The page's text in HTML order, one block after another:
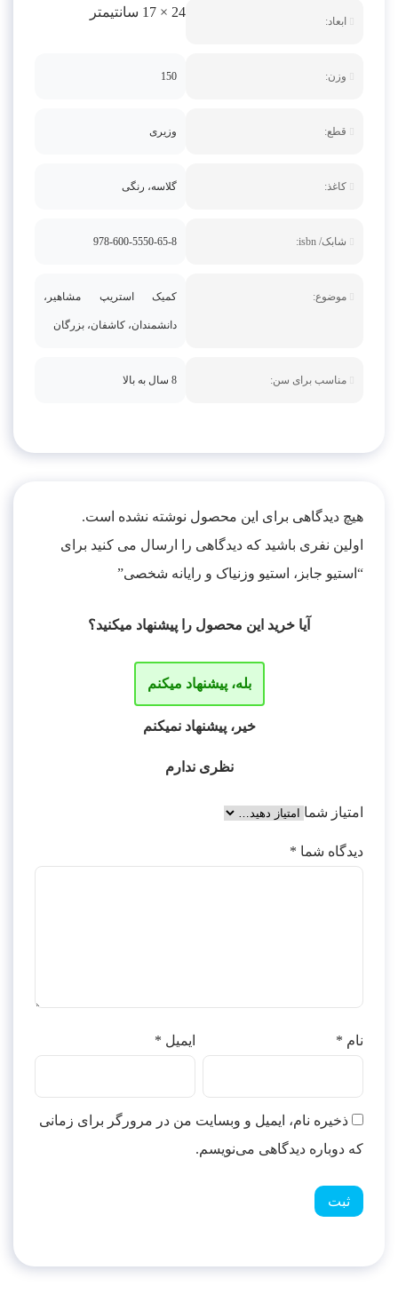
ابعاد:
24 × 17 سانتیمتر
وزن: 150
قطع: وزیری
کاغذ: گلاسه، رنگی
شابک/ isbn: 978-600-5550-65-8
موضوع: کمیک استریپ مشاهیر،
دانشمندان، کاشفان، بزرگان
مناسب برای سن: 8 سال به بالا
هیچ دیدگاهی برای این محصول نوشته نشده است.
اولین نفری باشید که دیدگاهی را ارسال می کنید برای
“استیو جابز، استیو وزنیاک و رایانه شخصی”
آیا خرید این محصول را پیشنهاد میکنید؟
بله، پیشنهاد میکنم
خیر، پیشنهاد نمیکنم
نظری ندارم
امتیاز شما
دیدگاه شما *
نام * ایمیل *
ذخیره نام، ایمیل و وبسایت من در مرورگر برای زمانی
که دوباره دیدگاهی می‌نویسم.